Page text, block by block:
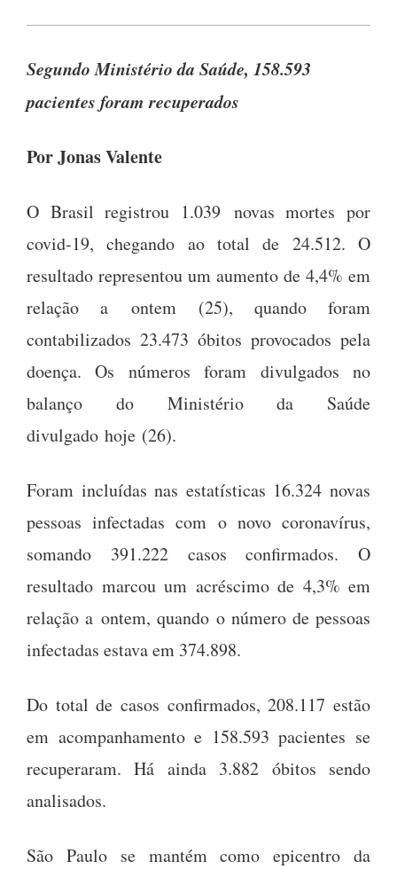
Segundo Ministério da Saúde, 158.593
pacientes foram recuperados
Por Jonas Valente
O Brasil registrou 1.039 novas mortes por
covid-19, chegando ao total de 24.512. O
resultado representou um aumento de 4,4% em
relação a ontem (25), quando foram
contabilizados 23.473 óbitos provocados pela
doença. Os números foram divulgados no
balanço do Ministério da Saúde
divulgado hoje (26).
Foram incluídas nas estatísticas 16.324 novas
pessoas infectadas com o novo coronavírus,
somando 391.222 casos confirmados. O
resultado marcou um acréscimo de 4,3% em
relação a ontem, quando o número de pessoas
infectadas estava em 374.898.
Do total de casos confirmados, 208.117 estão
em acompanhamento e 158.593 pacientes se
recuperaram. Há ainda 3.882 óbitos sendo
analisados.
São Paulo se mantém como epicentro da